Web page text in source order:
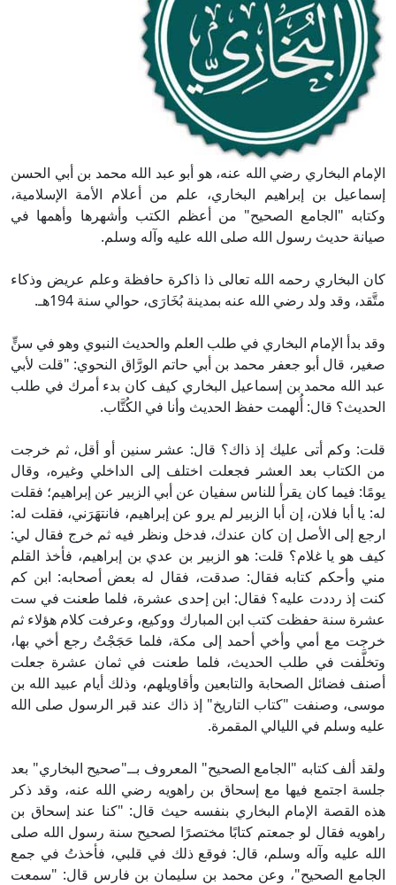
الإمام البخاري رضي الله عنه، هو أبو عبد الله محمد بن أبي الحسن
إسماعيل بن إبراهيم البخاري، علم من أعلام الأمة الإسلامية،
وكتابه "الجامع الصحيح" من أعظم الكتب وأشهرها وأهمها في
صيانة حديث رسول الله صلى الله عليه وآله وسلم.
كان البخاري رحمه الله تعالى ذا ذاكرة حافظة وعلم عريض وذكاء
متَّقد، وقد ولد رضي الله عنه بمدينة بُخَارَى، حوالي سنة 194هـ.
وقد بدأ الإمام البخاري في طلب العلم والحديث النبوي وهو في سنٍّ
صغير، قال أبو جعفر محمد بن أبي حاتم الورَّاق النحوي: "قلت لأبي
عبد الله محمد بن إسماعيل البخاري كيف كان بدء أمرك في طلب
الحديث؟ قال: أُلهمت حفظ الحديث وأنا في الكُتَّاب.
قلت: وكم أتى عليك إذ ذاك؟ قال: عشر سنين أو أقل، ثم خرجت
من الكتاب بعد العشر فجعلت اختلف إلى الداخلي وغيره، وقال
يومًا: فيما كان يقرأ للناس سفيان عن أبي الزبير عن إبراهيم؛ فقلت
له: يا أبا فلان، إن أبا الزبير لم يرو عن إبراهيم، فانتهَرَني، فقلت له:
ارجع إلى الأصل إن كان عندك، فدخل ونظر فيه ثم خرج فقال لي:
كيف هو يا غلام؟ قلت: هو الزبير بن عدي بن إبراهيم، فأخذ القلم
مني وأحكم كتابه فقال: صدقت، فقال له بعض أصحابه: ابن كم
كنت إذ رددت عليه؟ فقال: ابن إحدى عشرة، فلما طعنت في ست
عشرة سنة حفظت كتب ابن المبارك ووكيع، وعرفت كلام هؤلاء ثم
خرجت مع أمي وأخي أحمد إلى مكة، فلما حَجَجْتُ رجع أخي بها،
وتخلَّفت في طلب الحديث، فلما طعنت في ثمان عشرة جعلت
أصنف فضائل الصحابة والتابعين وأقاويلهم، وذلك أيام عبيد الله بن
موسى، وصنفت "كتاب التاريخ" إذ ذاك عند قبر الرسول صلى الله
عليه وسلم في الليالي المقمرة.
ولقد ألف كتابه "الجامع الصحيح" المعروف بــ"صحيح البخاري" بعد
جلسة اجتمع فيها مع إسحاق بن راهويه رضي الله عنه، وقد ذكر
هذه القصة الإمام البخاري بنفسه حيث قال: "كنا عند إسحاق بن
راهويه فقال لو جمعتم كتابًا مختصرًا لصحيح سنة رسول الله صلى
الله عليه وآله وسلم، قال: فوقع ذلك في قلبي، فأخذتُ في جمع
الجامع الصحيح"، وعن محمد بن سليمان بن فارس قال: "سمعت